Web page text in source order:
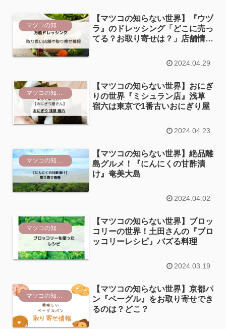
【マツコの知らない世界】『ウヅ
ラ』のドレッシング「どこに売っ
てる？お取り寄せは？」店舗情報
2024.04.29
【マツコの知らない世界】おにぎ
りの世界『ミシュラン店』浅草
宿六は東京で1番古いおにぎり屋
2024.04.23
マツコの知らない世界
【マツコの知らない世界】絶品離
島グルメ！『にんにくの甘酢漬
け』奄美大島
2024.04.02
マツコの知らない世界
【マツコの知らない世界】ブロッ
コリーの世界！土田さんの『ブロ
ッコリーレシピ』バズる料理
2024.03.19
マツコの知らない世界
【マツコの知らない世界】京都パ
ン『ベーグル』をお取り寄せでき
るのは？どこ？